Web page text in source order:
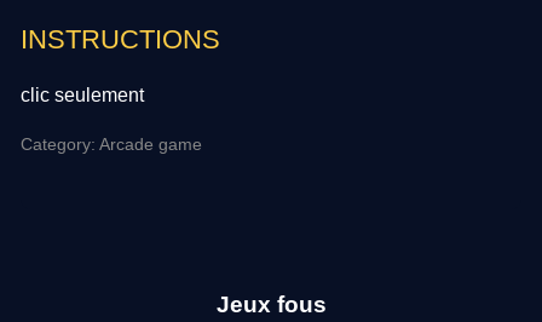
INSTRUCTIONS
clic seulement
Category: Arcade game
Jeux fous